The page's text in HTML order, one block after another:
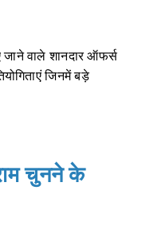
वाले शानदार ऑफर्स
जिनमें बड़े
चुनने के